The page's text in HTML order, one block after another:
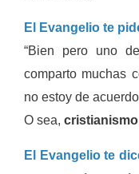
El Evangelio te
“Bien pero uno
comparto muchas
no estoy de
O sea,
El Evangelio te